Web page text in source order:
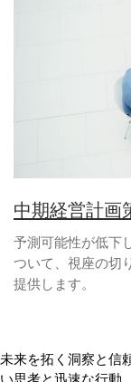
中期経営計画
予測可能性が低下
ついて、視座の切
提供します。
未来を拓く洞察と信
い思考と迅速な行動、